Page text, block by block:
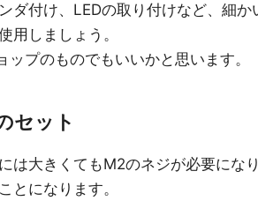
ダ付け、LEDの取り付けなど、細
用しましょう。
ップのものでもいいかと思います。
セット
は大きくてもM2のネジが必要にな
とになります。